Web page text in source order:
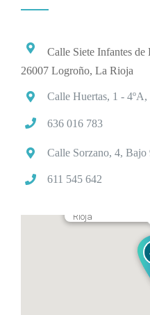
Calle Siete Infantes de
26007 Logroño, La Rioja
Calle Huertas, 1 -
636 016 783
Calle Sorzano, 4,
611 545 642
Rioja